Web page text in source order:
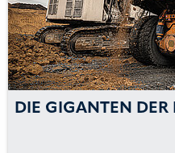
DIE GIGANTEN DER